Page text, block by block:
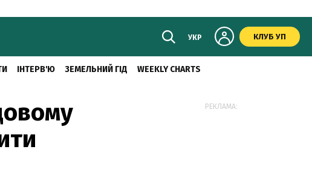
УКР КЛУБ УП
ІНТЕРВ'Ю ЗЕМЕЛЬНИЙ ГІД WEEKLY CHARTS
РЕКЛАМА: